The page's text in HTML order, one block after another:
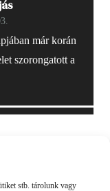
stb. tárolunk vagy
már korán
szorongatott a